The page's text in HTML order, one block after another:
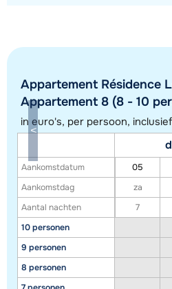
Toon alle accommodaties in dit
Deze kaart geeft een indicatie van de
exacte locatie kan enigszins afwijken.
Appartement Résidence
Appartement 8 (8 - 10
in euro's, per persoon,
Aankomstdatum
Aankomstdag
Aantal nachten
10 personen
9 personen
8 personen
05
za
7